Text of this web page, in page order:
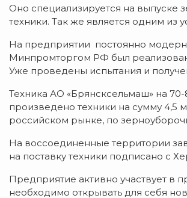
Оно специализируется на
техники. Так же является одним из
На предприятии постоянно
Минпромторгом РФ был
Уже проведены испытания и
Техника АО «Брянсксельмаш» на
произведено техники на сумму 4,5
российском рынке, по
На воссоединенные территории
на поставку техники подписано с
Предприятие активно участвует в
необходимо открывать для себя